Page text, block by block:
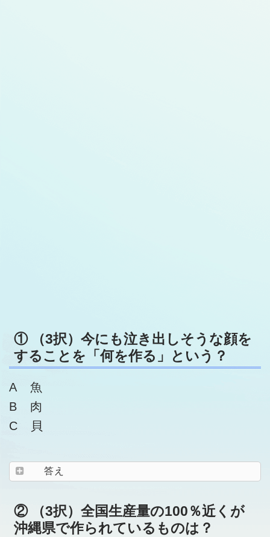
① （3択）今にも泣き出しそうな顔を
することを「何を作る」という？
A 魚
B 肉
C 貝
答え
② （3択）全国生産量の100％近くが
沖縄県で作られているものは？